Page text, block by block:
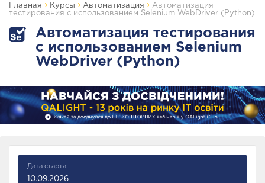
Главная › Курсы › Автоматизация › Автоматизация
тестирования с использованием Selenium WebDriver (Python)
Автоматизация тестирования
с использованием Selenium
WebDriver (Python)
Дата старта:
10.09.2026
Курсы
ТЕСТИРОВАНИЕ
БАЗОВЫЙ МОДУЛЬ
ТЕСТИРОВАНИЯ
АВТОМАТИЗАЦИЯ
РАСШИРЕННЫЙ
МОДУЛЬ ПО